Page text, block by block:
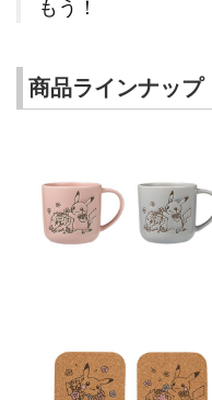
もう！
商品ラインナップ